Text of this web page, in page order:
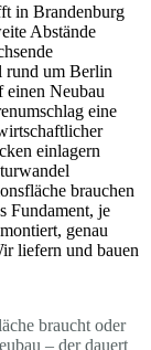
in Brandenburg
Abstände
rund um Berlin
einen Neubau
eine
einlagern
brauchen
Fundament, je
genau
liefern und bauen
braucht oder
– der dauert